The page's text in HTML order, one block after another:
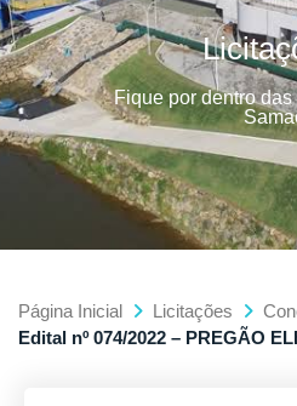
Fique por dentro
Página Inicial Licitações
Edital nº 074/2022 – PREGÃO